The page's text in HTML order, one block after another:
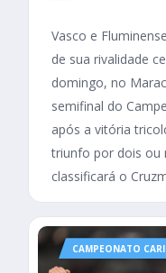
Vasco e
de sua rivalidade
domingo, no
semifinal do
após a vitória
triunfo por dois ou
classificará o
CAMPEONATO